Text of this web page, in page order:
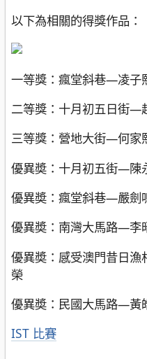
以下為相關的得獎作品：
一等獎：瘋堂斜巷—凌子
二等獎：十月初五日街—
三等獎：營地大街—何家
優異奬：十月初五街—陳
優異奬：瘋堂斜巷—嚴劍
優異奬：南灣大馬路—李
優異奬：感受澳門昔日
榮
優異奬：民國大馬路—黃
分
IST 比賽